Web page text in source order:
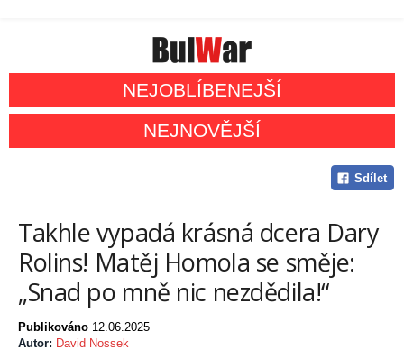
NEJOBLÍBENEJŠÍ
NEJNOVĚJŠÍ
Sdílet
Takhle vypadá krásná dcera Dary
Rolins! Matěj Homola se směje:
„Snad po mně nic nezdědila!“
Publikováno 12.06.2025
Autor: David Nossek